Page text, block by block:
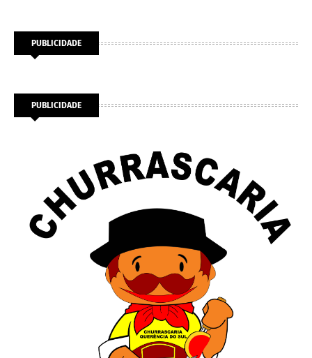
PUBLICIDADE
PUBLICIDADE